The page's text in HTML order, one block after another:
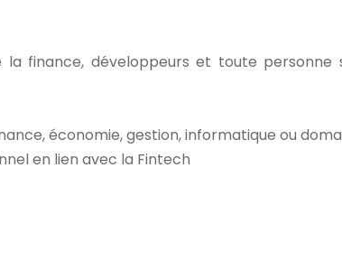
la finance, développeurs et toute
économie, gestion, informatique ou
en lien avec la Fintech